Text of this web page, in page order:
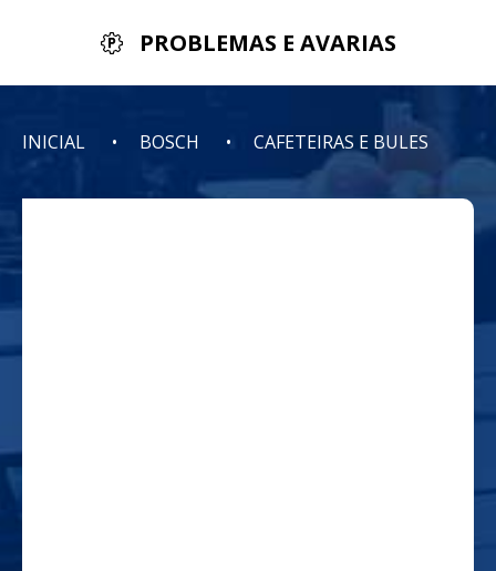
PROBLEMAS E AVARIAS
INICIAL BOSCH CAFETEIRAS E BULES